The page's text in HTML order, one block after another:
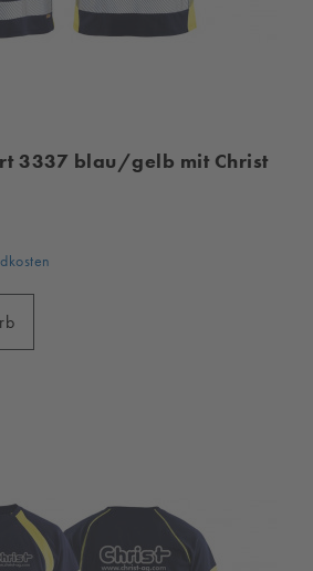
3337 blau/gelb mit Christ